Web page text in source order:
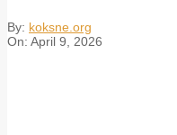
By: koksne.org
On: April 9, 2026